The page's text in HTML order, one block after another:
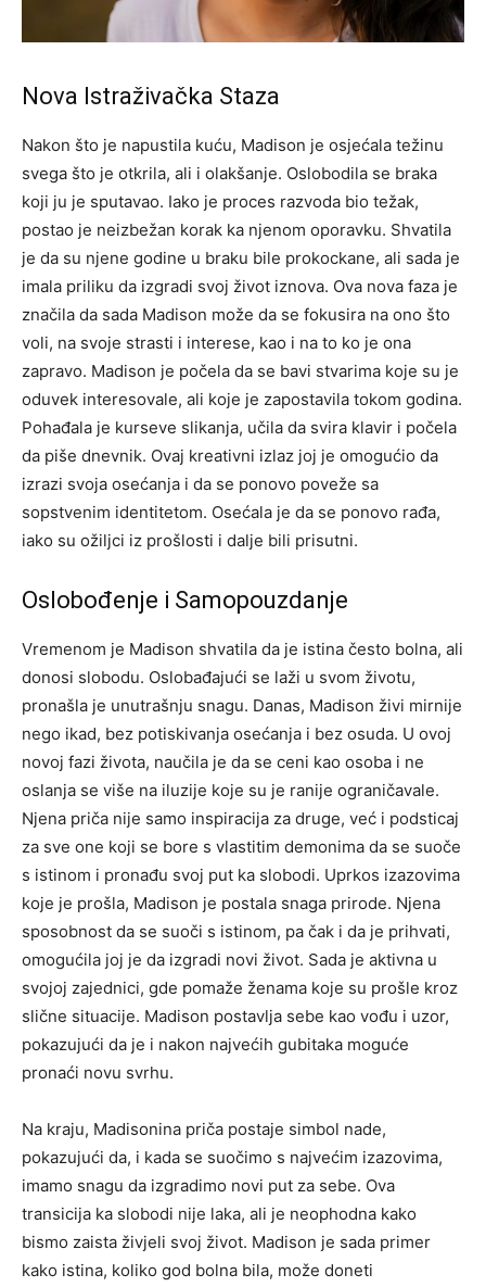
Nova Istraživačka Staza
Nakon što je napustila kuću, Madison je osjećala težinu
svega što je otkrila, ali i olakšanje. Oslobodila se braka
koji ju je sputavao. Iako je proces razvoda bio težak,
postao je neizbežan korak ka njenom oporavku. Shvatila
je da su njene godine u braku bile prokockane, ali sada je
imala priliku da izgradi svoj život iznova. Ova nova faza je
značila da sada Madison može da se fokusira na ono što
voli, na svoje strasti i interese, kao i na to ko je ona
zapravo. Madison je počela da se bavi stvarima koje su je
oduvek interesovale, ali koje je zapostavila tokom godina.
Pohađala je kurseve slikanja, učila da svira klavir i počela
da piše dnevnik. Ovaj kreativni izlaz joj je omogućio da
izrazi svoja osećanja i da se ponovo poveže sa
sopstvenim identitetom. Osećala je da se ponovo rađa,
iako su ožiljci iz prošlosti i dalje bili prisutni.
Oslobođenje i Samopouzdanje
Vremenom je Madison shvatila da je istina često bolna, ali
donosi slobodu. Oslobađajući se laži u svom životu,
pronašla je unutrašnju snagu. Danas, Madison živi mirnije
nego ikad, bez potiskivanja osećanja i bez osuda. U ovoj
novoj fazi života, naučila je da se ceni kao osoba i ne
oslanja se više na iluzije koje su je ranije ograničavale.
Njena priča nije samo inspiracija za druge, već i podsticaj
za sve one koji se bore s vlastitim demonima da se suoče
s istinom i pronađu svoj put ka slobodi. Uprkos izazovima
koje je prošla, Madison je postala snaga prirode. Njena
sposobnost da se suoči s istinom, pa čak i da je prihvati,
omogućila joj je da izgradi novi život. Sada je aktivna u
svojoj zajednici, gde pomaže ženama koje su prošle kroz
slične situacije. Madison postavlja sebe kao vođu i uzor,
pokazujući da je i nakon najvećih gubitaka moguće
pronaći novu svrhu.
Na kraju, Madisonina priča postaje simbol nade,
pokazujući da, i kada se suočimo s najvećim izazovima,
imamo snagu da izgradimo novi put za sebe. Ova
transicija ka slobodi nije laka, ali je neophodna kako
bismo zaista živjeli svoj život. Madison je sada primer
kako istina, koliko god bolna bila, može doneti